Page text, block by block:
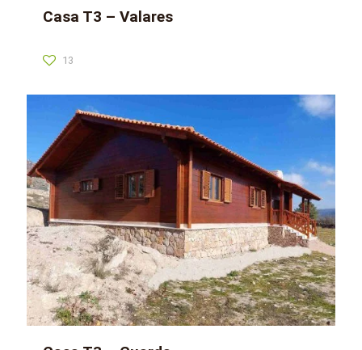
Casa T3 – Valares
13